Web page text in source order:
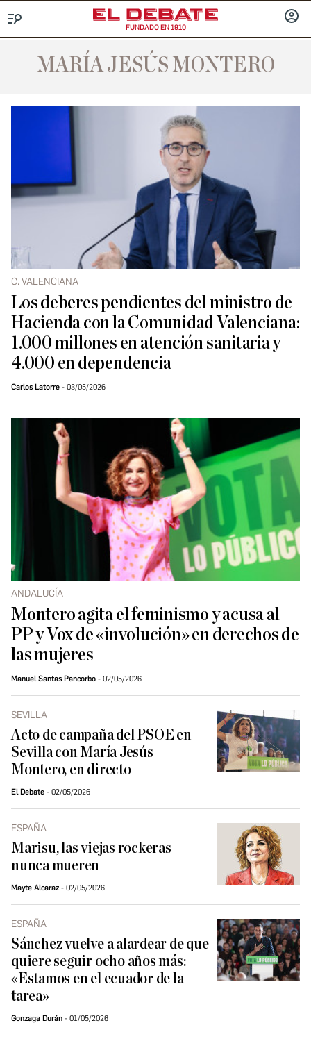
FUNDADO EN 1910
MARÍA JESÚS MONTERO
C. VALENCIANA
Los deberes pendientes del ministro de
Hacienda con la Comunidad Valenciana:
1.000 millones en atención sanitaria y
4.000 en dependencia
Carlos Latorre 03/05/2026
ANDALUCÍA
Montero agita el feminismo y acusa al
PP y Vox de «involución» en derechos de
las mujeres
Manuel Santas Pancorbo 02/05/2026
SEVILLA
Acto de campaña del PSOE en
Sevilla con María Jesús
Montero, en directo
El Debate 02/05/2026
ESPAÑA
Marisu, las viejas rockeras
nunca mueren
Mayte Alcaraz 02/05/2026
ESPAÑA
Sánchez vuelve a alardear de que
quiere seguir ocho años más:
«Estamos en el ecuador de la
tarea»
Gonzaga Durán 01/05/2026